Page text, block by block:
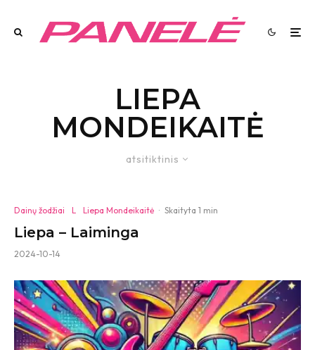
LIEPA
MONDEIKAITĖ
atsitiktinis
Dainų žodžiai L Liepa Mondeikaitė · Skaityta 1 min
Liepa – Laiminga
2024-10-14